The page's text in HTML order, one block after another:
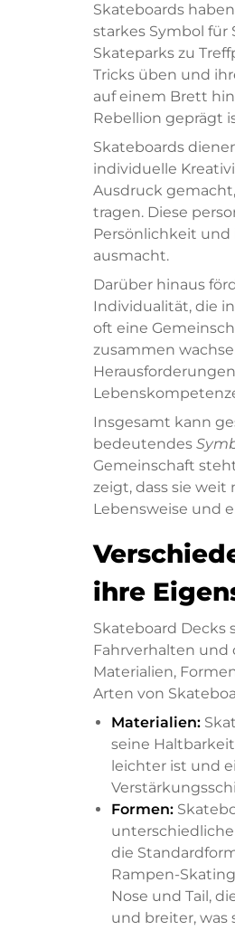
Skateboards
starkes Symbol
Skateparks zu
Tricks üben und
auf einem Brett
Rebellion geprägt
Skateboards
individuelle
Ausdruck
tragen. Diese
Persönlichkeit
ausmacht.
Darüber hinaus
Individualität, die
oft eine
zusammen
Insgesamt kann
bedeutendes
Gemeinschaft
zeigt, dass sie
Lebensweise und
ihre
Skateboard Decks
Fahrverhalten und
Materialien,
Arten von
Materialien:
seine
leichter ist und
Formen:
die
Rampen-
Nose und Tail,
und breiter, was